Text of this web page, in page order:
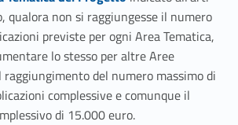
qualora non si raggiungesse il numero
previste per ogni Area Tematica,
lo stesso per altre Aree
del numero massimo di
complessive e comunque il
di 15.000 euro.